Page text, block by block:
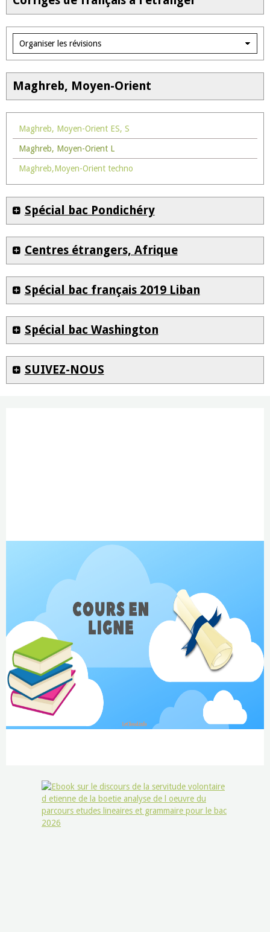
Maghreb, Moyen-Orient
Maghreb, Moyen-Orient ES, S
Maghreb, Moyen-Orient L
Maghreb,Moyen-Orient techno
Spécial bac Pondichéry
Centres étrangers, Afrique
Spécial bac français 2019 Liban
Spécial bac Washington
SUIVEZ-NOUS